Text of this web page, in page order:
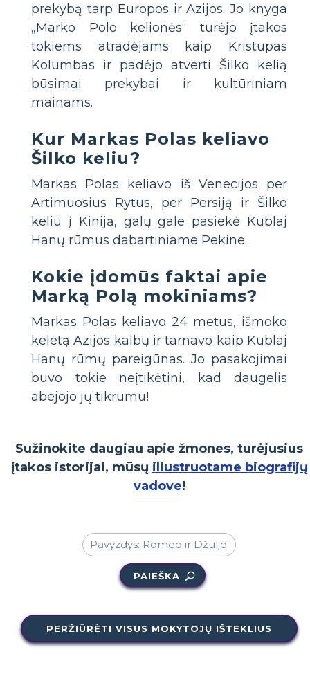
prekybą tarp Europos ir Azijos. Jo knyga
„Marko Polo kelionės“ turėjo įtakos
tokiems atradėjams kaip Kristupas
Kolumbas ir padėjo atverti Šilko kelią
būsimai prekybai ir kultūriniam
mainams.
Kur Markas Polas keliavo
Šilko keliu?
Markas Polas keliavo iš Venecijos per
Artimuosius Rytus, per Persiją ir Šilko
keliu į Kiniją, galų gale pasiekė Kublaj
Hanų rūmus dabartiniame Pekine.
Kokie įdomūs faktai apie
Marką Polą mokiniams?
Markas Polas keliavo 24 metus, išmoko
keletą Azijos kalbų ir tarnavo kaip Kublaj
Hanų rūmų pareigūnas. Jo pasakojimai
buvo tokie neįtikėtini, kad daugelis
abejojo jų tikrumu!
Sužinokite daugiau apie žmones, turėjusius
įtakos istorijai, mūsų iliustruotame biografijų
vadove!
PAIEŠKA
PERŽIŪRĖTI VISUS MOKYTOJŲ IŠTEKLIUS